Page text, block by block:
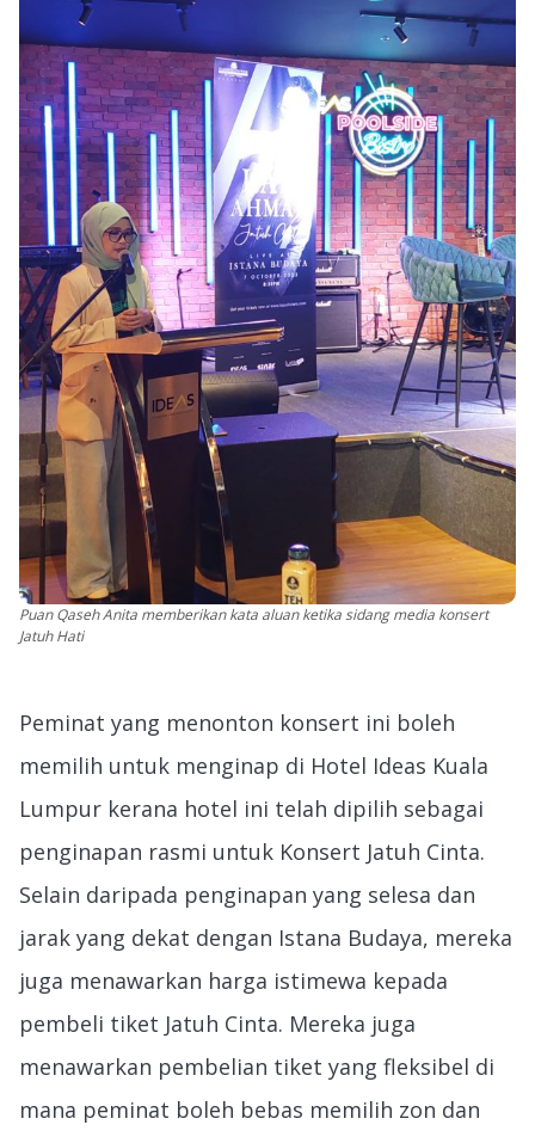
Puan Qaseh Anita memberikan kata aluan ketika sidang media konsert
Jatuh Hati
Peminat yang menonton konsert ini boleh
memilih untuk menginap di Hotel Ideas Kuala
Lumpur kerana hotel ini telah dipilih sebagai
penginapan rasmi untuk Konsert Jatuh Cinta.
Selain daripada penginapan yang selesa dan
jarak yang dekat dengan Istana Budaya, mereka
juga menawarkan harga istimewa kepada
pembeli tiket Jatuh Cinta. Mereka juga
menawarkan pembelian tiket yang fleksibel di
mana peminat boleh bebas memilih zon dan